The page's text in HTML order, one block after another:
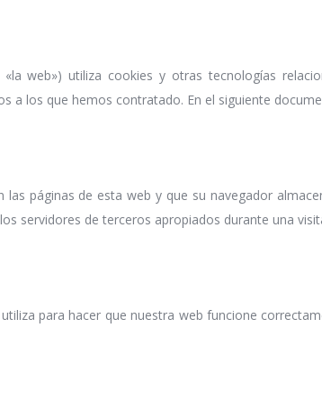
web») utiliza cookies y otras tecnologías
a los que hemos contratado. En el siguiente
páginas de esta web y que su navegador
servidores de terceros apropiados durante una
para hacer que nuestra web funcione